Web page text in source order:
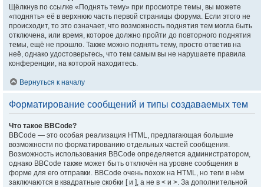
Щёлкнув по ссылке «Поднять тему» при просмотре темы, вы можете
«поднять» её в верхнюю часть первой страницы форума. Если этого не
происходит, то это означает, что возможность поднятия тем могла быть
отключена, или время, которое должно пройти до повторного поднятия
темы, ещё не прошло. Также можно поднять тему, просто ответив на
неё, однако удостоверьтесь, что тем самым вы не нарушаете правила
конференции, на которой находитесь.
Вернуться к началу
Форматирование сообщений и типы создаваемых тем
Что такое BBCode?
BBCode — это особая реализация HTML, предлагающая большие
возможности по форматированию отдельных частей сообщения.
Возможность использования BBCode определяется администратором,
однако BBCode также может быть отключён на уровне сообщения в
форме для его отправки. BBCode очень похож на HTML, но теги в нём
заключаются в квадратные скобки [ и ], а не в < и >. За дополнительной